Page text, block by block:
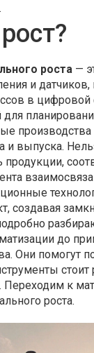
роста —
и
в
и выпуска.
создавая
до
Они помогут
Переходим к
роста.